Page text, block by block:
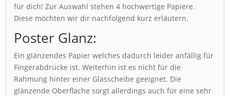
für dich! Zur Auswahl stehen 4 hochwertige Papiere.
Diese möchten wir dir nachfolgend kurz erläutern.
Poster Glanz:
Ein glänzendes Papier welches dadurch leider anfällig für
Fingerabdrücke ist. Weiterhin ist es nicht für die
Rahmung hinter einer Glasscheibe geeignet. Die
glänzende Oberfläche sorgt allerdings auch für eine sehr